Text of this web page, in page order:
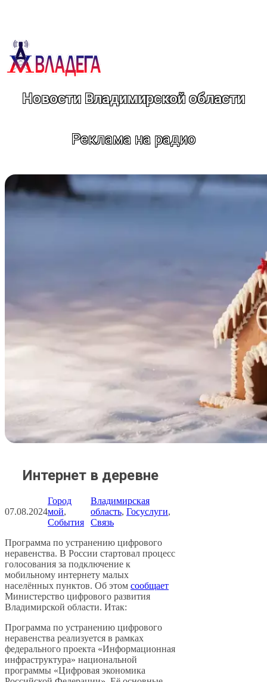
Новости Владимирской области
Реклама на радио
Интернет в деревне
07.08.2024
Город
мой
События
Владимирская
область, Госуслуги
Связь
Программа по устранению цифрового
неравенства. В России стартовал процесс
голосования за подключение к
мобильному интернету малых
населённых пунктов. Об этом сообщает
Министерство цифрового развития
Владимирской области. Итак:
Программа по устранению цифрового
неравенства реализуется в рамках
федерального проекта «Информационная
инфраструктура» национальной
программы «Цифровая экономика